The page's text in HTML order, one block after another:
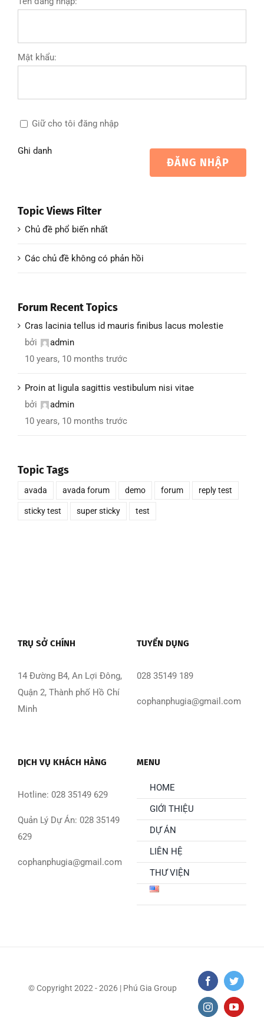
Mật khẩu:
Giữ cho tôi đăng nhập
ĐĂNG NHẬP
Ghi danh
Topic Views Filter
Chủ đề phổ biến nhất
Các chủ đề không có phản hồi
Forum Recent Topics
Cras lacinia tellus id mauris finibus lacus molestie
bởi
admin
10 years, 10 months trước
Proin at ligula sagittis vestibulum nisi vitae
bởi
admin
10 years, 10 months trước
Topic Tags
avada avada forum demo forum reply test
sticky test super sticky test
TRỤ SỞ CHÍNH
14 Đường B4, An Lợi Đông,
Quận 2, Thành phố Hồ Chí
Minh
TUYỂN DỤNG
028 35149 189
cophanphugia@gmail.com
DỊCH VỤ KHÁCH HÀNG
Hotline: 028 35149 629
Quản Lý Dự Án: 028 35149
629
cophanphugia@gmail.com
MENU
HOME
GIỚI THIỆU
DỰ ÁN
LIÊN HỆ
THƯ VIỆN
© Copyright 2022 - 2026 | Phú Gia Group